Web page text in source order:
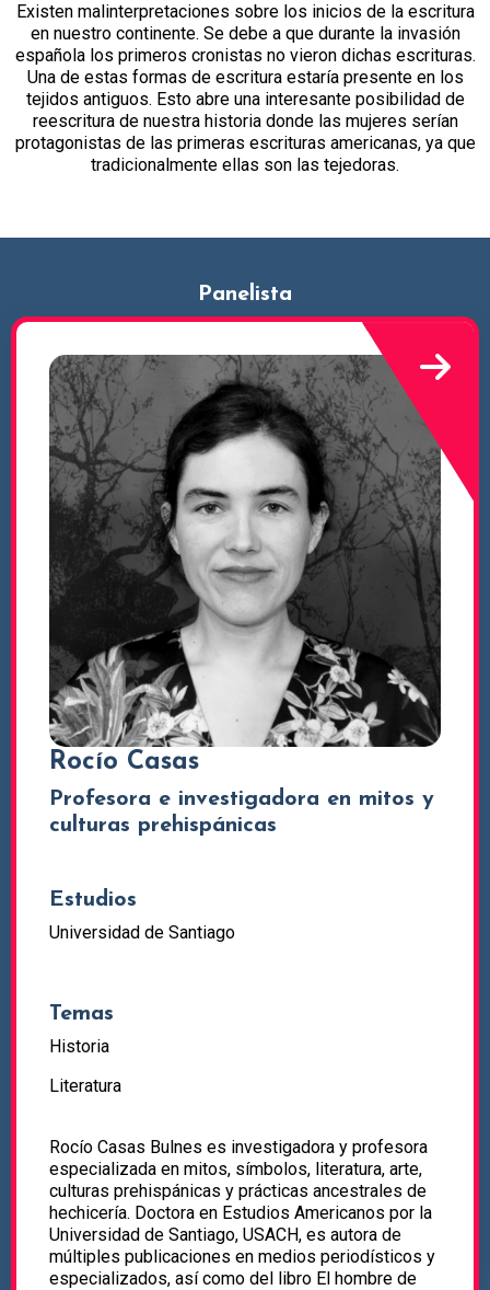
Existen malinterpretaciones sobre los inicios de la escritura
en nuestro continente. Se debe a que durante la invasión
española los primeros cronistas no vieron dichas escrituras.
Una de estas formas de escritura estaría presente en los
tejidos antiguos. Esto abre una interesante posibilidad de
reescritura de nuestra historia donde las mujeres serían
protagonistas de las primeras escrituras americanas, ya que
tradicionalmente ellas son las tejedoras.
Panelista
Rocío Casas
Profesora e investigadora en mitos y
culturas prehispánicas
Estudios
Universidad de Santiago
Temas
Historia
Literatura
Rocío Casas Bulnes es investigadora y profesora
especializada en mitos, símbolos, literatura, arte,
culturas prehispánicas y prácticas ancestrales de
hechicería. Doctora en Estudios Americanos por la
Universidad de Santiago, USACH, es autora de
múltiples publicaciones en medios periodísticos y
especializados, así como del libro El hombre de